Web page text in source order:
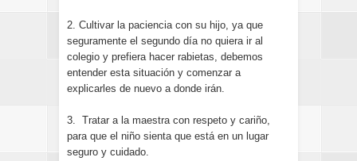
2. Cultivar la paciencia con su hijo, ya que
seguramente el segundo día no quiera ir al
colegio y prefiera hacer rabietas, debemos
entender esta situación y comenzar a
explicarles de nuevo a donde irán.
3. Tratar a la maestra con respeto y cariño,
para que el niño sienta que está en un lugar
seguro y cuidado.